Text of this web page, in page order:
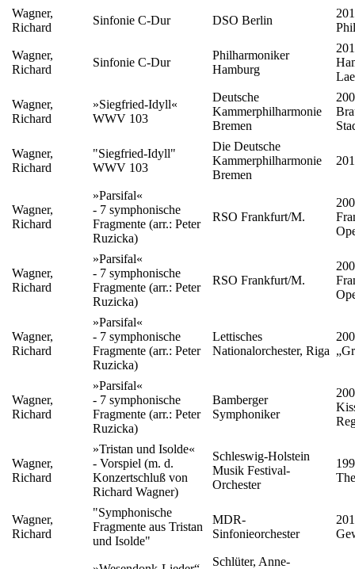
Wagner,
Richard
Sinfonie C-Dur DSO Berlin
Wagner,
Richard
Sinfonie C-Dur
Philharmoniker
Hamburg
Wagner,
Richard
»Siegfried-Idyll«
WWV 103
Deutsche
Kammerphilharmonie
Bremen
Wagner,
Richard
"Siegfried-Idyll"
WWV 103
Die Deutsche
Kammerphilharmonie
Bremen
Wagner,
Richard
»Parsifal«
- 7 symphonische
Fragmente (arr.: Peter
Ruzicka)
RSO Frankfurt/M.
Wagner,
Richard
»Parsifal«
- 7 symphonische
Fragmente (arr.: Peter
Ruzicka)
RSO Frankfurt/M.
Wagner,
Richard
»Parsifal«
- 7 symphonische
Fragmente (arr.: Peter
Ruzicka)
Lettisches
Nationalorchester, Riga
Wagner,
Richard
»Parsifal«
- 7 symphonische
Fragmente (arr.: Peter
Ruzicka)
Bamberger
Symphoniker
Wagner,
Richard
»Tristan und Isolde«
- Vorspiel (m. d.
Konzertschluß von
Richard Wagner)
Schleswig-Holstein
Musik Festival-
Orchester
Wagner,
Richard
"Symphonische
Fragmente aus Tristan
und Isolde"
MDR-
Sinfonieorchester
Schlüter, Anne-